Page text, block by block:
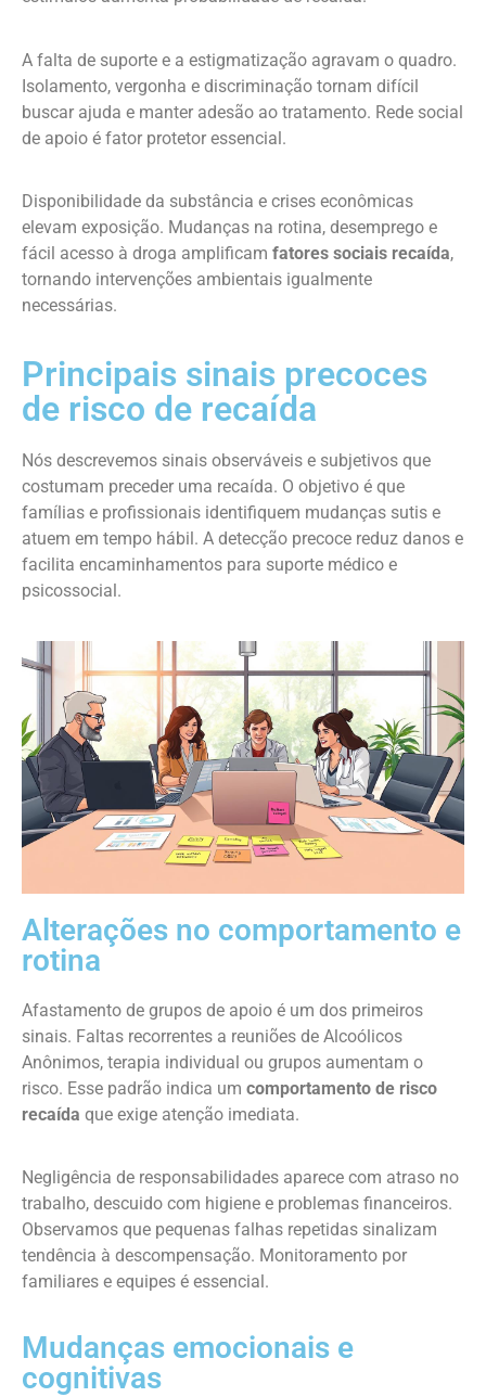
A falta de suporte e a estigmatização agravam o quadro.
Isolamento, vergonha e discriminação tornam difícil
buscar ajuda e manter adesão ao tratamento. Rede social
de apoio é fator protetor essencial.
Disponibilidade da substância e crises econômicas
elevam exposição. Mudanças na rotina, desemprego e
fácil acesso à droga amplificam fatores sociais recaída,
tornando intervenções ambientais igualmente
necessárias.
Principais sinais precoces
de risco de recaída
Nós descrevemos sinais observáveis e subjetivos que
costumam preceder uma recaída. O objetivo é que
famílias e profissionais identifiquem mudanças sutis e
atuem em tempo hábil. A detecção precoce reduz danos e
facilita encaminhamentos para suporte médico e
psicossocial.
Alterações no comportamento e
rotina
Afastamento de grupos de apoio é um dos primeiros
sinais. Faltas recorrentes a reuniões de Alcoólicos
Anônimos, terapia individual ou grupos aumentam o
risco. Esse padrão indica um comportamento de risco
recaída que exige atenção imediata.
Negligência de responsabilidades aparece com atraso no
trabalho, descuido com higiene e problemas financeiros.
Observamos que pequenas falhas repetidas sinalizam
tendência à descompensação. Monitoramento por
familiares e equipes é essencial.
Mudanças emocionais e
cognitivas